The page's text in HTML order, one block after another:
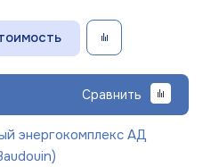
Сравнить
энергокомплекс АД